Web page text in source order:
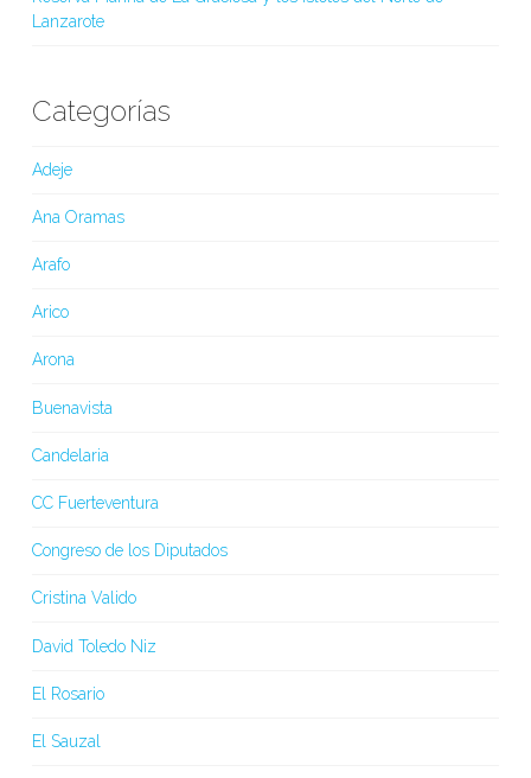
Lanzarote
Categorías
Adeje
Ana Oramas
Arafo
Arico
Arona
Buenavista
Candelaria
CC Fuerteventura
Congreso de los Diputados
Cristina Valido
David Toledo Niz
El Rosario
El Sauzal